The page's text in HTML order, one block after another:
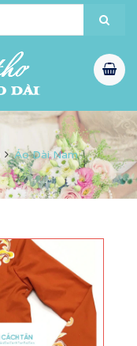
Áo Dài Nam